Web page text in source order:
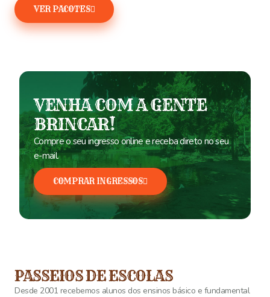
VER PACOTES
VENHA COM A GENTE
BRINCAR!
Compre o seu ingresso online e receba direto no seu
e-mail.
COMPRAR INGRESSOS
PASSEIOS DE ESCOLAS
Desde 2001 recebemos alunos dos ensinos básico e fundamental